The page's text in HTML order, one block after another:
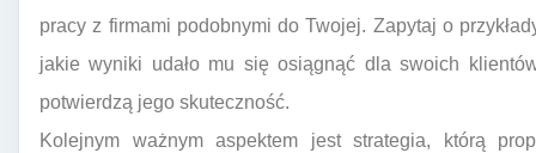
pracy z firmami podobnymi do Twojej. Zapytaj o
jakie wyniki udało mu się osiągnąć dla swoich
potwierdzą jego skuteczność.
Kolejnym ważnym aspektem jest strategia, którą